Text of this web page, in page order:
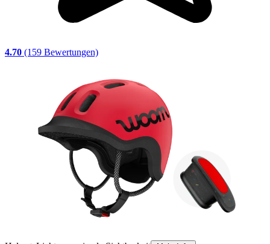
4.70 (159 Bewertungen)